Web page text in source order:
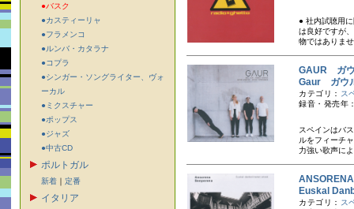
●バスク
●カスティーリャ
●フラメンコ
●ルンバ・カタラナ
●コプラ
●シンガー・ソングライター、ヴォ
ーカル
●ミクスチャー
●ポップス
●ジャズ
●中古CD
ポルトガル
新着 ｜ 定番
イタリア
● 社内試聴用
は良好ですが
物ではありま
GAUR ガ
Gaur ガウ
カテゴリ： ス
録音・発売年
スペインはバ
ルをフィーチ
力強い歌声に
Euskal
カテゴリ： ス